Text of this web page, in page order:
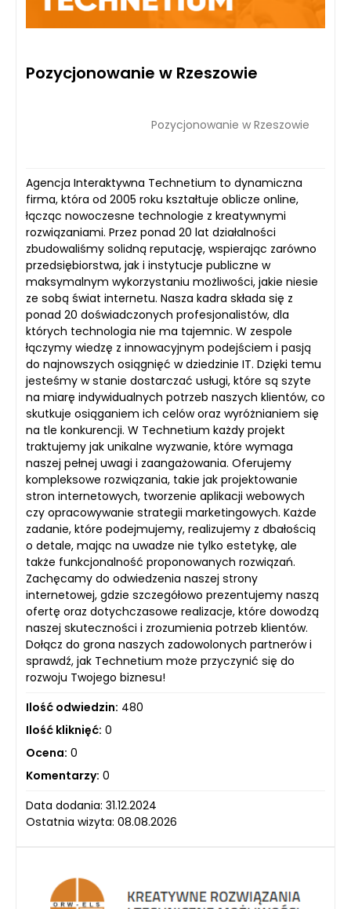
Pozycjonowanie w Rzeszowie
Pozycjonowanie w Rzeszowie
Agencja Interaktywna Technetium to dynamiczna
firma, która od 2005 roku kształtuje oblicze online,
łącząc nowoczesne technologie z kreatywnymi
rozwiązaniami. Przez ponad 20 lat działalności
zbudowaliśmy solidną reputację, wspierając zarówno
przedsiębiorstwa, jak i instytucje publiczne w
maksymalnym wykorzystaniu możliwości, jakie niesie
ze sobą świat internetu. Nasza kadra składa się z
ponad 20 doświadczonych profesjonalistów, dla
których technologia nie ma tajemnic. W zespole
łączymy wiedzę z innowacyjnym podejściem i pasją
do najnowszych osiągnięć w dziedzinie IT. Dzięki temu
jesteśmy w stanie dostarczać usługi, które są szyte
na miarę indywidualnych potrzeb naszych klientów, co
skutkuje osiąganiem ich celów oraz wyróżnianiem się
na tle konkurencji. W Technetium każdy projekt
traktujemy jak unikalne wyzwanie, które wymaga
naszej pełnej uwagi i zaangażowania. Oferujemy
kompleksowe rozwiązania, takie jak projektowanie
stron internetowych, tworzenie aplikacji webowych
czy opracowywanie strategii marketingowych. Każde
zadanie, które podejmujemy, realizujemy z dbałością
o detale, mając na uwadze nie tylko estetykę, ale
także funkcjonalność proponowanych rozwiązań.
Zachęcamy do odwiedzenia naszej strony
internetowej, gdzie szczegółowo prezentujemy naszą
ofertę oraz dotychczasowe realizacje, które dowodzą
naszej skuteczności i zrozumienia potrzeb klientów.
Dołącz do grona naszych zadowolonych partnerów i
sprawdź, jak Technetium może przyczynić się do
rozwoju Twojego biznesu!
Ilość odwiedzin: 480
Ilość kliknięć: 0
Ocena: 0
Komentarzy: 0
Data dodania: 31.12.2024
Ostatnia wizyta: 08.08.2026